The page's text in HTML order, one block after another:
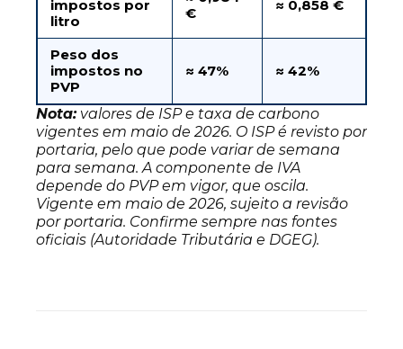
impostos por
litro
€
≈ 0,858 €
Peso dos
impostos no
PVP
≈ 47% ≈ 42%
Nota:valores de ISP e taxa de carbono
vigentes em maio de 2026. O ISP é revisto por
portaria, pelo que pode variar de semana
para semana. A componente de IVA
depende do PVP em vigor, que oscila.
Vigente em maio de 2026, sujeito a revisão
por portaria. Confirme sempre nas fontes
oficiais (Autoridade Tributária e DGEG).